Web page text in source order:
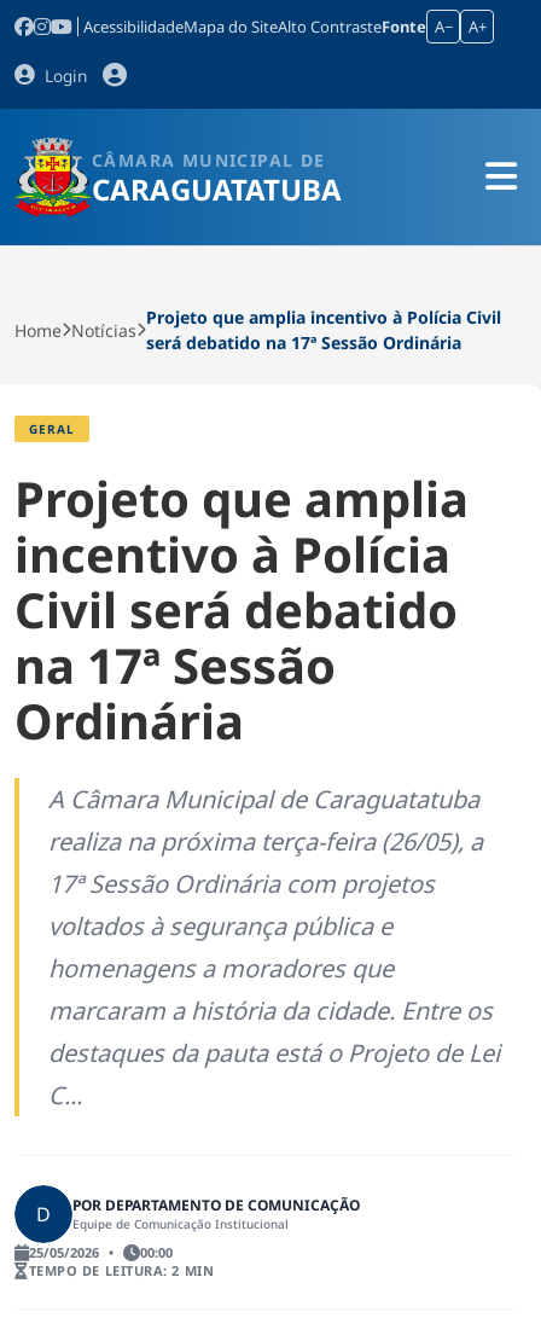
AcessibilidadeMapa do SiteAlto ContrasteFonte A− A+
Login
CÂMARA MUNICIPAL DE
CARAGUATATUBA
Home Notícias
Projeto que amplia incentivo à Polícia Civil
será debatido na 17ª Sessão Ordinária
GERAL
Projeto que amplia
incentivo à Polícia
Civil será debatido
na 17ª Sessão
Ordinária
A Câmara Municipal de Caraguatatuba
realiza na próxima terça-feira (26/05), a
17ª Sessão Ordinária com projetos
voltados à segurança pública e
homenagens a moradores que
marcaram a história da cidade. Entre os
destaques da pauta está o Projeto de Lei
C...
D POR DEPARTAMENTO DE COMUNICAÇÃO
Equipe de Comunicação Institucional
25/05/2026 •
00:00
TEMPO DE LEITURA: 2 MIN